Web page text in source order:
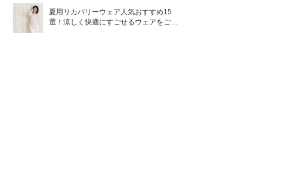
夏用リカバリーウェア人気おすすめ15
選！涼しく快適にすごせるウェアをご紹